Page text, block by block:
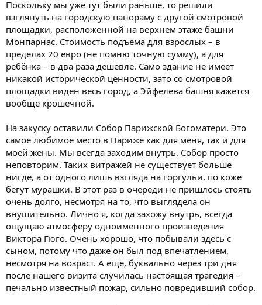
Поскольку мы уже тут были раньше, то решили
взглянуть на городскую панораму с другой смотровой
площадки, расположенной на верхнем этаже башни
Монпарнас. Стоимость подъёма для взрослых – в
пределах 20 евро (не помню точную сумму), а для
ребёнка – в два раза дешевле. Само здание не имеет
никакой исторической ценности, зато со смотровой
площадки виден весь город, а Эйфелева башня кажется
вообще крошечной.
На закуску оставили Собор Парижской Богоматери. Это
самое любимое место в Париже как для меня, так и для
моей жены. Мы всегда заходим внутрь. Собор просто
неповторим. Таких витражей не существует больше
нигде, а от одного лишь взгляда на горгульи, по коже
бегут мурашки. В этот раз в очереди не пришлось стоять
очень долго, несмотря на то, что выглядела он
внушительно. Лично я, когда захожу внутрь, всегда
ощущаю атмосферу одноименного произведения
Виктора Гюго. Очень хорошо, что побывали здесь с
сыном, потому что даже он был под впечатлением,
несмотря на возраст. А еще, буквально через три дня
после нашего визита случилась настоящая трагедия –
печально известный пожар, сильно повредивший собор.